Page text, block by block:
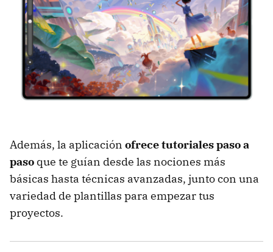
Además, la aplicación ofrecetutoriales paso a
paso que te guían desde las nociones más
básicas hasta técnicas avanzadas, junto con una
variedad de plantillas para empezar tus
proyectos.